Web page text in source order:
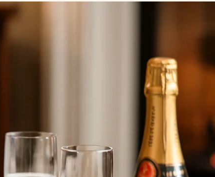
av dere eller en beskjed som virkelig berører hjertet. Ikke noe